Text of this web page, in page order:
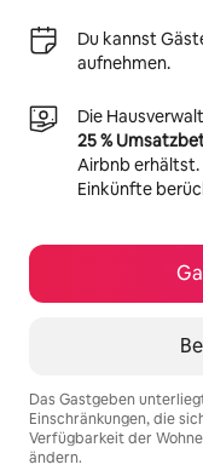
Du kannst
aufnehmen.
Die
25 %
Airbnb erhältst.
Einkünfte
Das Gastgeben
Einschränkungen, die
Verfügbarkeit der
ändern.